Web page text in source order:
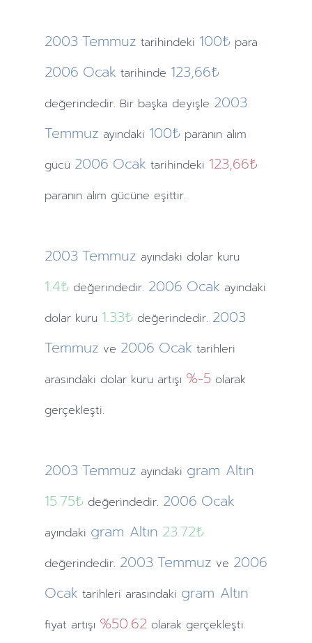
2003 Temmuz tarihindeki 100₺ para
2006 Ocak tarihinde 123,66₺
değerindedir. Bir başka deyişle 2003
Temmuz ayındaki 100₺ paranın alım
gücü 2006 Ocak tarihindeki 123,66₺
paranın alım gücüne eşittir.
2003 Temmuz ayındaki dolar kuru
1.4₺değerindedir. 2006 Ocak ayındaki
dolar kuru 1.33₺değerindedir. 2003
Temmuz ve 2006 Ocak tarihleri
arasındaki dolar kuru artışı %-5 olarak
gerçekleşti.
2003 Temmuz ayındaki gram Altın
15.75₺değerindedir. 2006 Ocak
ayındaki gram Altın 23.72₺
değerindedir. 2003 Temmuz ve 2006
Ocak tarihleri arasındaki gram Altın
fiyat artışı %50.62olarak gerçekleşti.